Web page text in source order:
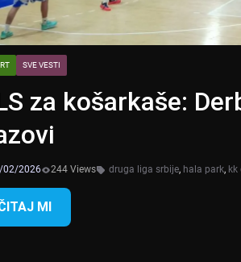
SVE VESTI
za košarkaše:
02/2026 244 Views druga liga srbije, hala park, kk
MI